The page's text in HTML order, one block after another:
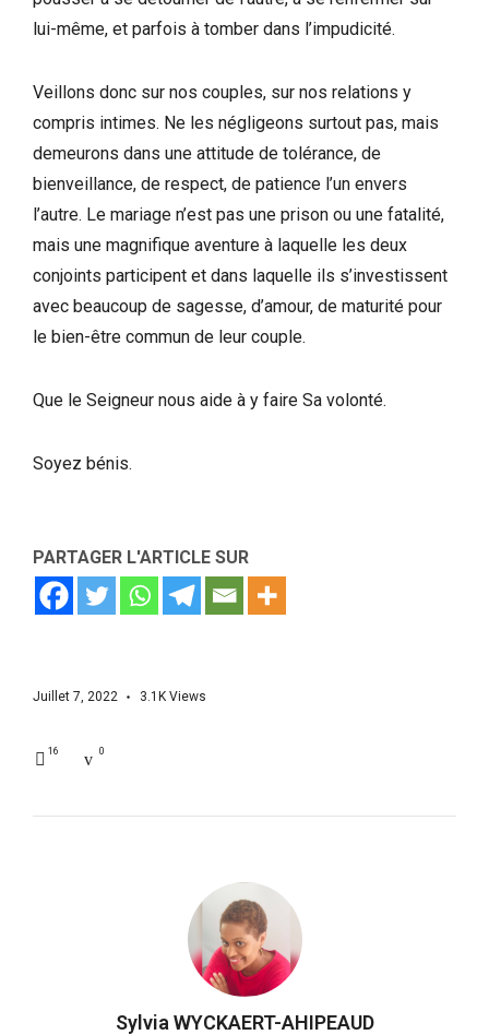
lui-même, et parfois à tomber dans l’impudicité.
Veillons donc sur nos couples, sur nos relations y
compris intimes. Ne les négligeons surtout pas, mais
demeurons dans une attitude de tolérance, de
bienveillance, de respect, de patience l’un envers
l’autre. Le mariage n’est pas une prison ou une fatalité,
mais une magnifique aventure à laquelle les deux
conjoints participent et dans laquelle ils s’investissent
avec beaucoup de sagesse, d’amour, de maturité pour
le bien-être commun de leur couple.
Que le Seigneur nous aide à y faire Sa volonté.
Soyez bénis.
PARTAGER L'ARTICLE SUR
Juillet 7, 2022 3.1K Views
0
16
Sylvia WYCKAERT-AHIPEAUD